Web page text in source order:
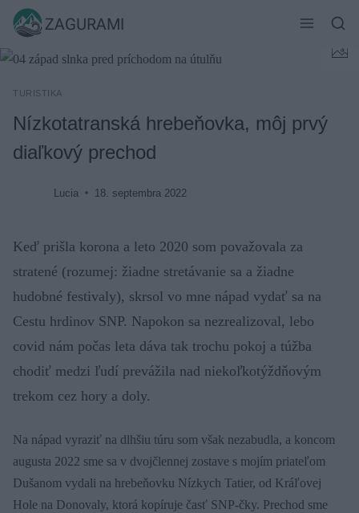
Skip
content
ZAGURAMI
TURISTIKA
Nízkotatranská hrebeňovka, môj prvý
diaľkový prechod
Lucia 18. septembra 2022
Keď prišla korona a leto 2020 som považovala za
stratené (rozumej: žiadne stretávanie sa a žiadne
hudobné festivaly), skrsol vo mne nápad vydať sa na
Cestu hrdinov SNP. Napokon sa nezrealizoval, lebo
covid nám počas leta dáva tak trochu pokoj a túžba
chodiť medzi ľudí prevážila nad niekoľkotýždňovým
trekom cez hory a doly.
Na nápad vyraziť na dlhšiu túru som však nezabudla, a koncom
augusta 2022 sme sa v dvojčlennej zostave s mojím priateľom
Dušanom vydali na hrebeňovku Nízkych Tatier, od Kráľovej
Hole na Donovaly, ktorá kopíruje časť SNP-čky. Prechod sme